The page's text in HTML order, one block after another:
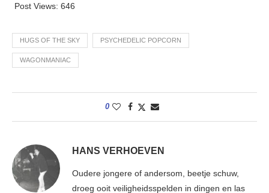
Post Views: 646
HUGS OF THE SKY PSYCHEDELIC POPCORN
WAGONMANIAC
0
HANS VERHOEVEN
Oudere jongere of andersom, beetje schuw,
droeg ooit veiligheidsspelden in dingen en las